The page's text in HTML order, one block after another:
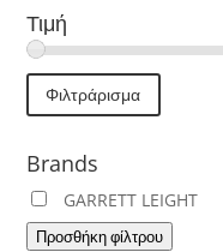
Τιμή
Φιλτράρισμα
Brands
GARRETT LEIGHT
Προσθήκη φίλτρου